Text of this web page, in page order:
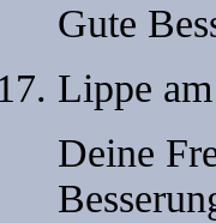
Gute
Lippe am
Deine